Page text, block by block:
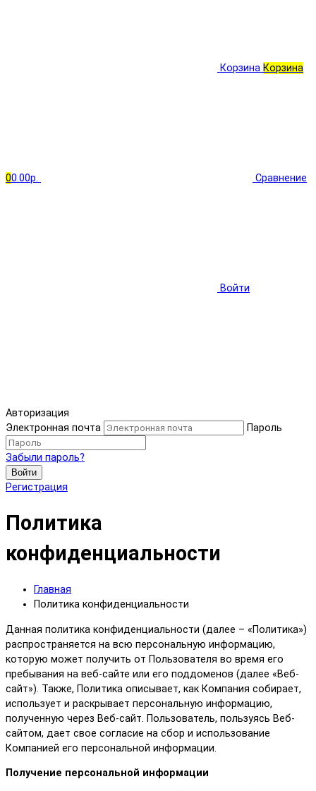
Корзина Корзина
00.00р. Сравнение
Войти
Авторизация
Электронная почта
Пароль
Забыли пароль?
Войти
Регистрация
Политика
конфиденциальности
Главная
Политика конфиденциальности
Данная политика конфиденциальности (далее – «Политика»)
распространяется на всю персональную информацию,
которую может получить от Пользователя во время его
пребывания на веб-сайте или его поддоменов (далее «Веб-
сайт»). Также, Политика описывает, как Компания собирает,
использует и раскрывает персональную информацию,
полученную через Веб-сайт. Пользователь, пользуясь Веб-
сайтом, дает свое согласие на сбор и использование
Компанией его персональной информации.
Получение персональной информации